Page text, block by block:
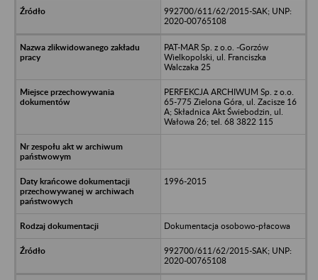
992700/611/62/2015-SAK; UNP:
2020-00765108
PAT-MAR Sp. z o.o. -Gorzów
Wielkopolski, ul. Franciszka
Walczaka 25
PERFEKCJA ARCHIWUM Sp. z o.o.
65-775 Zielona Góra, ul. Zacisze 16
A; Składnica Akt Świebodzin, ul.
Wałowa 26; tel. 68 3822 115
1996-2015
Dokumentacja osobowo-płacowa
992700/611/62/2015-SAK; UNP:
2020-00765108